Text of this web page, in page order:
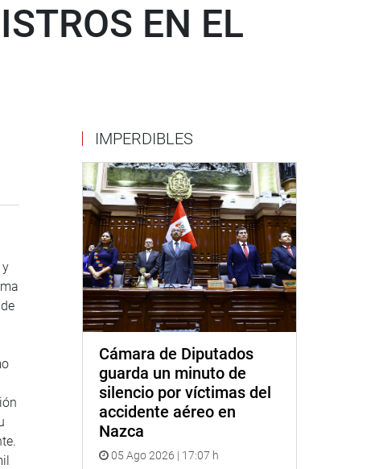
EN EL
IMPERDIBLES
Cámara de Diputados
guarda un minuto de
silencio por víctimas del
accidente aéreo en
Nazca
05 Ago 2026 | 17:07 h